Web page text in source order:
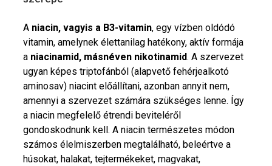
A niacin, vagyis a B3-vitamin, egy vízben oldódó
vitamin, amelynek élettanilag hatékony, aktív formája
a niacinamid, másnéven nikotinamid. A szervezet
ugyan képes triptofánból (alapvető fehérjealkotó
aminosav) niacint előállítani, azonban annyit nem,
amennyi a szervezet számára szükséges lenne. Így
a niacin megfelelő étrendi beviteléről
gondoskodnunk kell. A niacin természetes módon
számos élelmiszerben megtalálható, beleértve a
húsokat, halakat, tejtermékeket, magvakat,